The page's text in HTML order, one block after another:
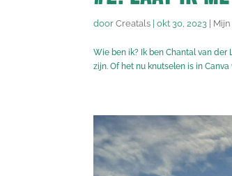
doorCreatals |okt 30, 2023
Wie ben ik? Ik ben Chantal van
zijn. Of het nu knutselen is in